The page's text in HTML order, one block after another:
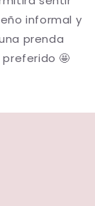
informal y
prenda
🤩